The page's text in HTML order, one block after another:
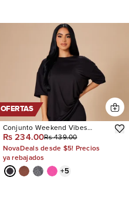
OFERTAS
Conjunto Weekend Vibes
Legging
Rs 234.00Rs 439.00
NovaDeals desde $5! Precios
ya rebajados
+5